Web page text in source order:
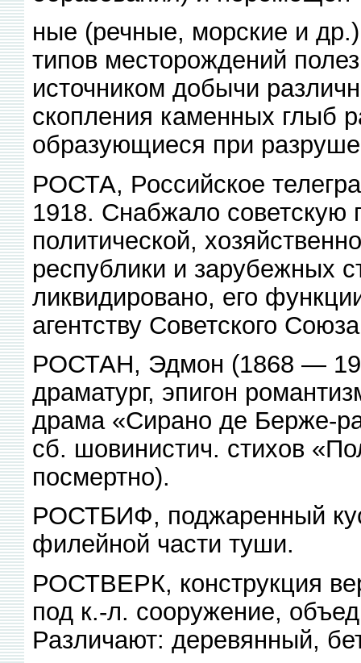
ные (речные, морские и
типов месторождений
источником добычи
скопления каменных глыб
образующиеся при
РОСТА, Российское
1918. Снабжало советскую
политической,
республики и зарубежных
ликвидировано, его
агентству Советского
РОСТАН, Эдмон (1868 —
драматург, эпигон
драма «Сирано де Берже-
сб. шовинистич. стихов
посмертно).
РОСТБИФ, поджаренный
филейной части туши.
РОСТВЕРК, конструкция
под к.-л. сооружение,
Различают: деревянный,